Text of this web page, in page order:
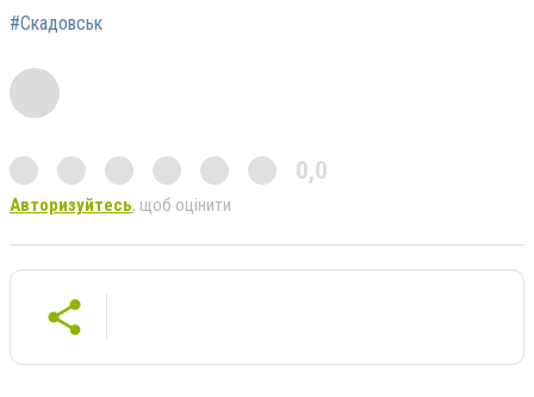
#Скадовськ
0,0
Авторизуйтесь, щоб оцінити